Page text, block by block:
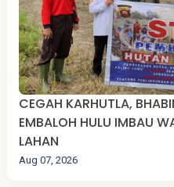
CEGAH KARHUTLA,
EMBALOH HULU IMBAU
LAHAN
Aug 07, 2026